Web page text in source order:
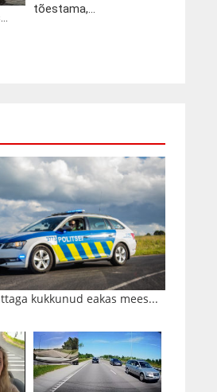
tõestama,...
kukkunud eakas mees...